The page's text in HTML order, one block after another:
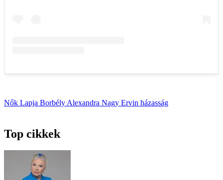
Nők Lapja Borbély Alexandra Nagy Ervin házasság
Top cikkek